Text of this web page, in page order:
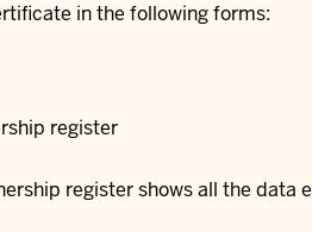
in the following forms:
register
register shows all the